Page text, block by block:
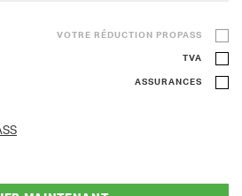
VOTRE RÉDUCTION PROPASS
TVA
ASSURANCES